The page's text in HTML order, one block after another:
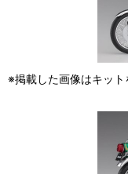
※掲載した画像はキット